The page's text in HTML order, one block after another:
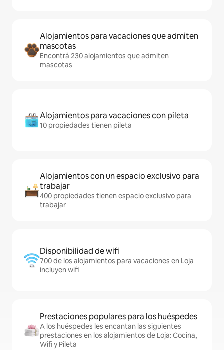
Alojamientos para vacaciones que admiten
mascotas
Encontrá 230 alojamientos que admiten
mascotas
Alojamientos para vacaciones con pileta
10 propiedades tienen pileta
Alojamientos con un espacio exclusivo para
trabajar
400 propiedades tienen espacio exclusivo para
trabajar
Disponibilidad de wifi
700 de los alojamientos para vacaciones en Loja
incluyen wifi
Prestaciones populares para los huéspedes
A los huéspedes les encantan las siguientes
prestaciones en los alojamientos de Loja: Cocina,
Wifi y Pileta